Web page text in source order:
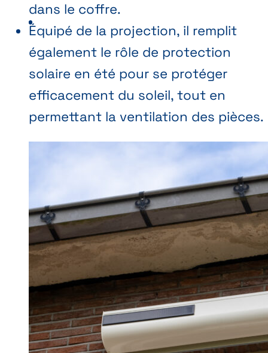
dans le coffre.
Équipé de la projection, il remplit
également le rôle de protection
solaire en été pour se protéger
efficacement du soleil, tout en
permettant la ventilation des pièces.